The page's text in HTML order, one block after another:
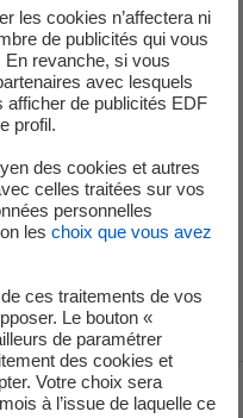
d'adaptation pour
problématique de
Rance
public
maritime, de la
du permis bateau
par email à
les cookies n’affectera ni
de publicités qui vous
En revanche, si vous
avec lesquels
afficher de publicités EDF
profil.
des cookies et autres
celles traitées sur vos
personnelles
les choix que vous avez
ces traitements de vos
Le bouton «
de paramétrer
des cookies et
Votre choix sera
à l’issue de laquelle ce